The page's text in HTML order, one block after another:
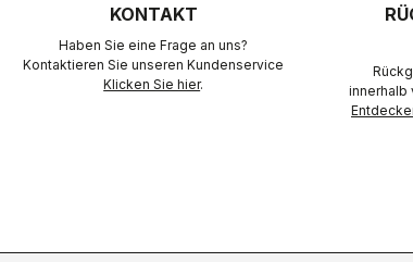
KONTAKT
Haben Sie eine Frage an uns?
Kontaktieren Sie unseren Kundenservice
Klicken Sie hier.
innerhalb